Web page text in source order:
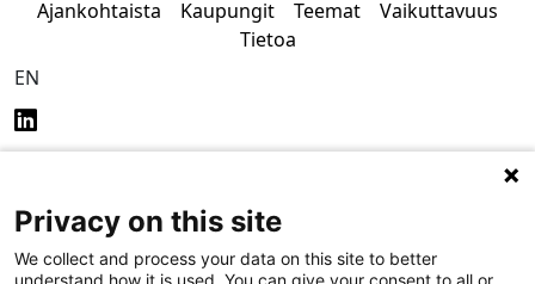
Ajankohtaista Kaupungit Teemat
Vaikuttavuus
Tietoa
EN
Tietosuoja Saavutettavuus
Privacy on this site
We collect and process your data on this site to better
understand how it is used. You can give your consent to all or